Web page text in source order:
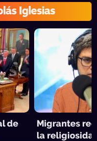
Iglesias
de
Migrantes
la